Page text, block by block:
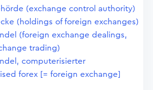
(exchange control authority)
(holdings of foreign exchanges)
(foreign exchange dealings,
trading)
computerisierter
forex [= foreign exchange]